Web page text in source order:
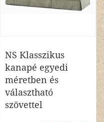
NS Klasszikus
kanapé egyedi
méretben és
választható
szövettel